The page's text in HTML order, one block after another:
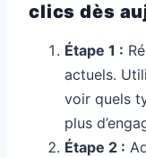
clics dès
Étape 1 :
actuels.
voir quels
plus
Étape 2 :